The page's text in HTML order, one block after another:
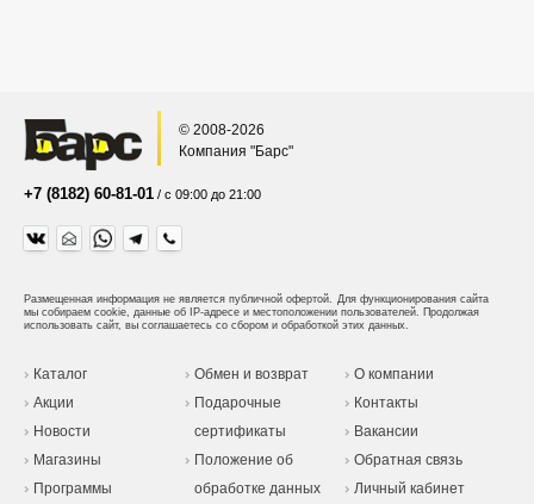
© 2008-2026
Компания "Барс"
+7 (8182) 60-81-01 / с 09:00 до 21:00
Размещенная информация не является публичной офертой. Для функционирования сайта
мы собираем cookie, данные об IP-адресе и местоположении пользователей. Продолжая
использовать сайт, вы соглашаетесь со сбором и обработкой этих данных.
Каталог
Акции
Новости
Магазины
Программы
Обмен и возврат
Подарочные
сертификаты
Положение об
обработке данных
О компании
Контакты
Вакансии
Обратная связь
Личный кабинет